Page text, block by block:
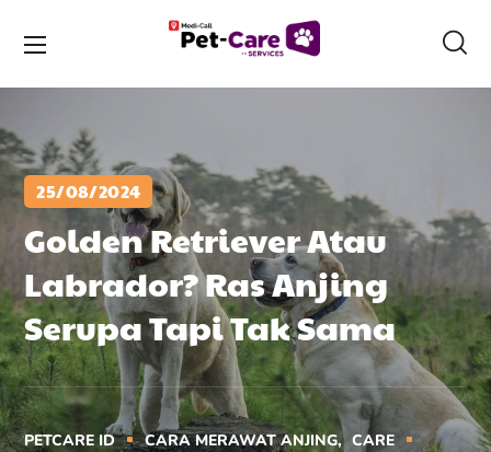
25/08/2024
Golden Retriever Atau
Labrador? Ras Anjing
Serupa Tapi Tak Sama
PETCARE ID CARA MERAWAT ANJING CARE